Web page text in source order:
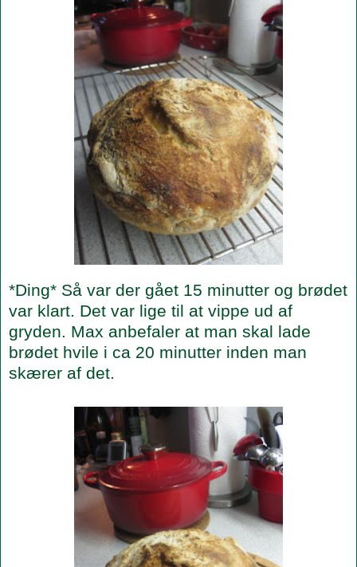
*Ding* Så var der gået 15 minutter og brødet
var klart. Det var lige til at vippe ud af
gryden. Max anbefaler at man skal lade
brødet hvile i ca 20 minutter inden man
skærer af det.